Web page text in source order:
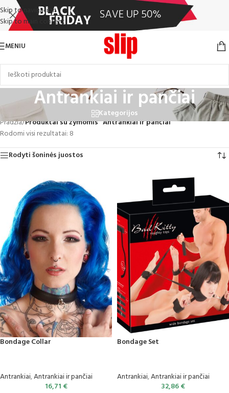
Skip to navigation
Skip to main content
MENIU
Antrankiai ir pančiai
Kategorijos
Pradžia/Produktai su žymomis “Antrankiai ir pančiai”
Rodomi visi rezultatai: 8
Rodyti šoninės juostos
Bondage Collar
Antrankiai,Antrankiai ir pančiai
16,71 €
Bondage Set
Antrankiai,Antrankiai ir pančiai
32,86€